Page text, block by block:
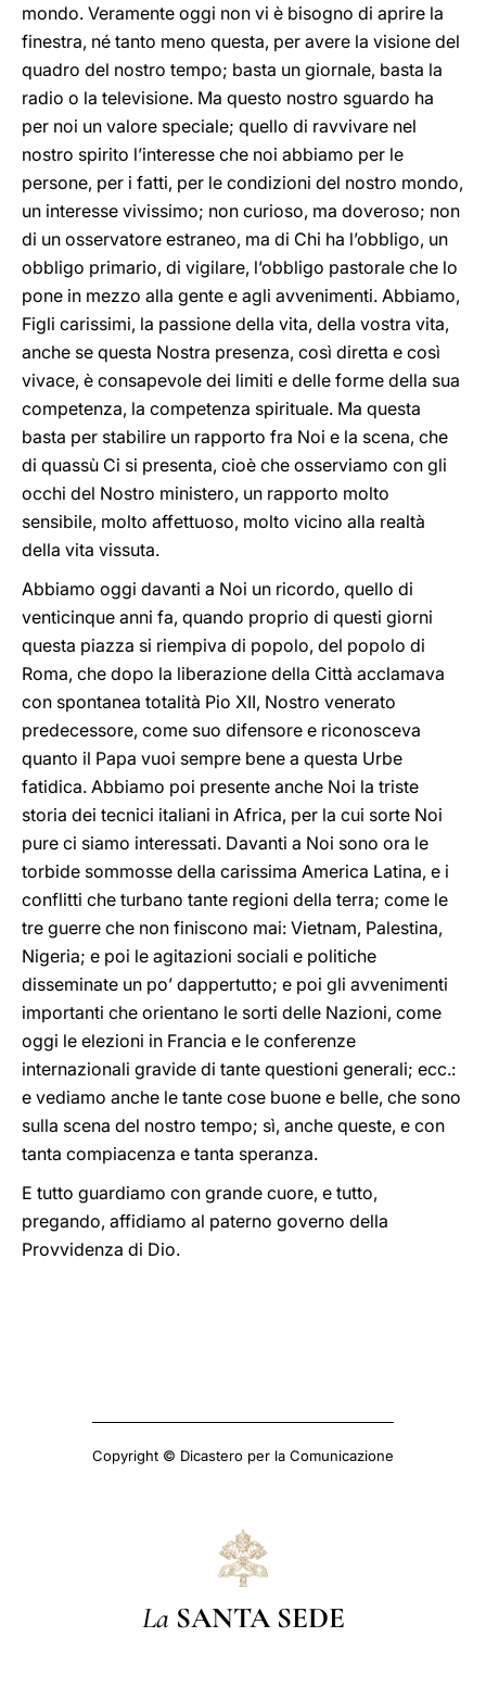
mondo. Veramente oggi non vi è bisogno di aprire la
finestra, né tanto meno questa, per avere la visione del
quadro del nostro tempo; basta un giornale, basta la
radio o la televisione. Ma questo nostro sguardo ha
per noi un valore speciale; quello di ravvivare nel
nostro spirito l’interesse che noi abbiamo per le
persone, per i fatti, per le condizioni del nostro mondo,
un interesse vivissimo; non curioso, ma doveroso; non
di un osservatore estraneo, ma di Chi ha l’obbligo, un
obbligo primario, di vigilare, l’obbligo pastorale che lo
pone in mezzo alla gente e agli avvenimenti. Abbiamo,
Figli carissimi, la passione della vita, della vostra vita,
anche se questa Nostra presenza, così diretta e così
vivace, è consapevole dei limiti e delle forme della sua
competenza, la competenza spirituale. Ma questa
basta per stabilire un rapporto fra Noi e la scena, che
di quassù Ci si presenta, cioè che osserviamo con gli
occhi del Nostro ministero, un rapporto molto
sensibile, molto affettuoso, molto vicino alla realtà
della vita vissuta.
Abbiamo oggi davanti a Noi un ricordo, quello di
venticinque anni fa, quando proprio di questi giorni
questa piazza si riempiva di popolo, del popolo di
Roma, che dopo la liberazione della Città acclamava
con spontanea totalità Pio XII, Nostro venerato
predecessore, come suo difensore e riconosceva
quanto il Papa vuoi sempre bene a questa Urbe
fatidica. Abbiamo poi presente anche Noi la triste
storia dei tecnici italiani in Africa, per la cui sorte Noi
pure ci siamo interessati. Davanti a Noi sono ora le
torbide sommosse della carissima America Latina, e i
conflitti che turbano tante regioni della terra; come le
tre guerre che non finiscono mai: Vietnam, Palestina,
Nigeria; e poi le agitazioni sociali e politiche
disseminate un po’ dappertutto; e poi gli avvenimenti
importanti che orientano le sorti delle Nazioni, come
oggi le elezioni in Francia e le conferenze
internazionali gravide di tante questioni generali; ecc.:
e vediamo anche le tante cose buone e belle, che sono
sulla scena del nostro tempo; sì, anche queste, e con
tanta compiacenza e tanta speranza.
E tutto guardiamo con grande cuore, e tutto,
pregando, affidiamo al paterno governo della
Provvidenza di Dio.
Copyright © Dicastero per la Comunicazione
La SANTA SEDE